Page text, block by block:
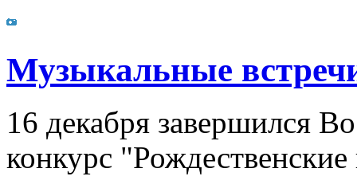
Музыкальные
16 декабря завершился
конкурс